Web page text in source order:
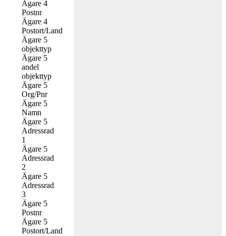
Ägare 4
Postnr
Ägare 4
Postort/Land
Ägare 5
objekttyp
Ägare 5
andel
objekttyp
Ägare 5
Org/Pnr
Ägare 5
Namn
Ägare 5
Adressrad
1
Ägare 5
Adressrad
2
Ägare 5
Adressrad
3
Ägare 5
Postnr
Ägare 5
Postort/Land